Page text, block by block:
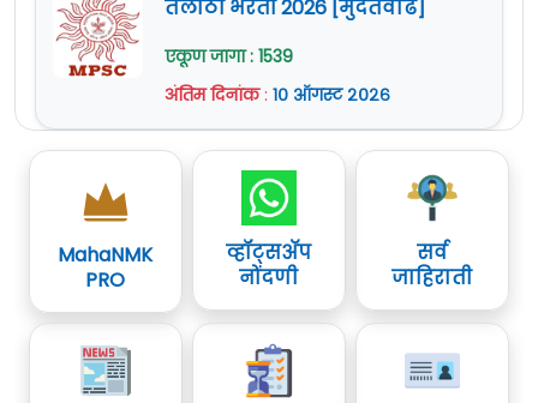
तलाठी भरती 2026 [मुदतवाढ]
एकूण जागा : 1539
अंतिम दिनांक: १० ऑगस्ट २०२६
MahaNMK
PRO
व्हॉट्सॲप
नोंदणी
सर्व
जाहिराती